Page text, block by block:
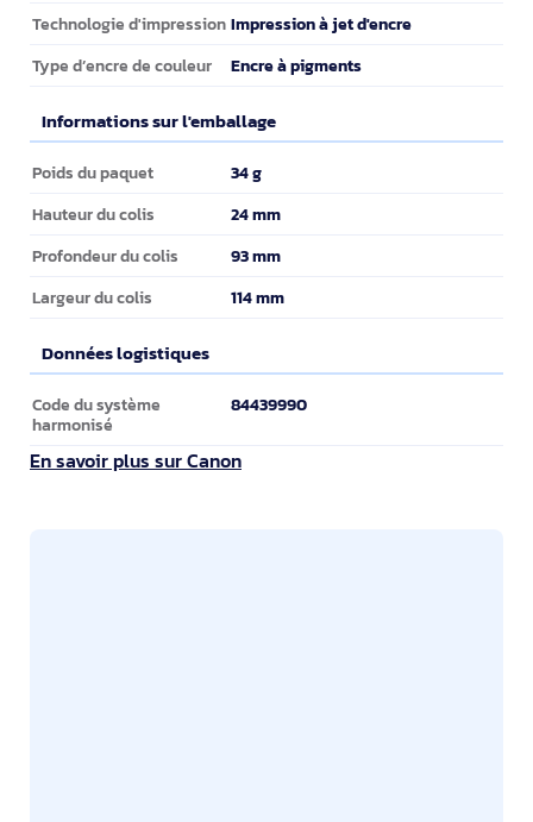
Technologie d'impression Impression à jet d'encre
Type d’encre de couleur Encre à pigments
Informations sur l'emballage
Informations sur l'emballage
Poids du paquet 34 g
Hauteur du colis 24 mm
Profondeur du colis 93 mm
Largeur du colis 114 mm
Données logistiques
Données logistiques
Code du système
harmonisé
84439990
En savoir plus sur Canon